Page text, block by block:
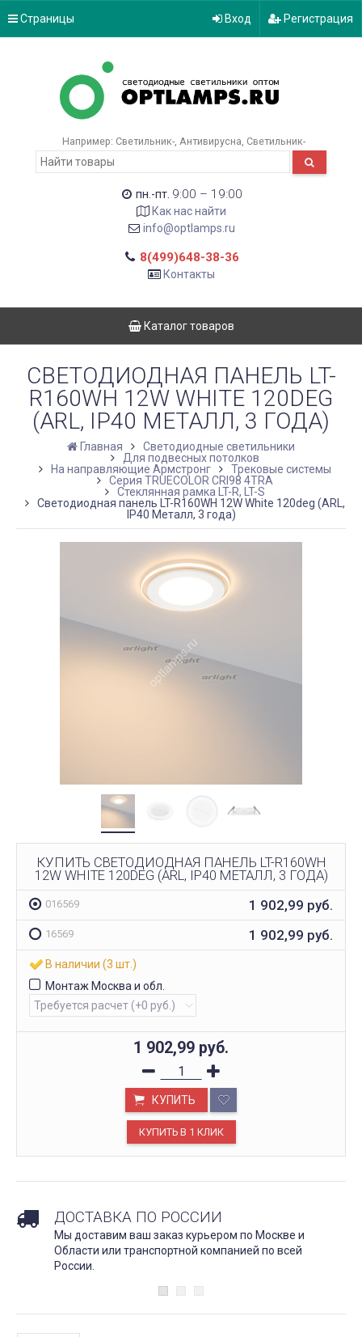
Страницы Вход Регистрация
Например: Светильник- Антивирусна Светильник-
пн.-пт. 9:00 – 19:00
Как нас найти
info@optlamps.ru
8(499)648-38-36
Контакты
Каталог товаров
СВЕТОДИОДНАЯ ПАНЕЛЬ LT-
R160WH 12W WHITE 120DEG
(ARL, IP40 МЕТАЛЛ, 3 ГОДА)
Главная
Светодиодные светильники
Для подвесных потолков
На направляющие Армстронг
Трековые системы
Серия TRUECOLOR CRI98 4TRA
Стеклянная рамка LT-R, LT-S
Светодиодная панель LT-R160WH 12W White 120deg (ARL,
IP40 Металл, 3 года)
КУПИТЬ СВЕТОДИОДНАЯ ПАНЕЛЬ LT-R160WH
12W WHITE 120DEG (ARL, IP40 МЕТАЛЛ, 3 ГОДА)
016569 1 902,99 руб.
16569 1 902,99 руб.
В наличии (3 шт.)
Монтаж Москва и обл.
1 902,99 руб.
КУПИТЬ
ДОСТАВКА ПО РОССИИ
Мы доставим ваш заказ курьером по Москве и
Области или транспортной компанией по всей
России.